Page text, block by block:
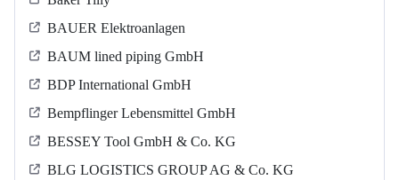
BAUER Elektroanlagen
BAUM lined piping GmbH
BDP International GmbH
Bempflinger Lebensmittel GmbH
BESSEY Tool GmbH & Co. KG
BLG LOGISTICS GROUP AG & Co. KG